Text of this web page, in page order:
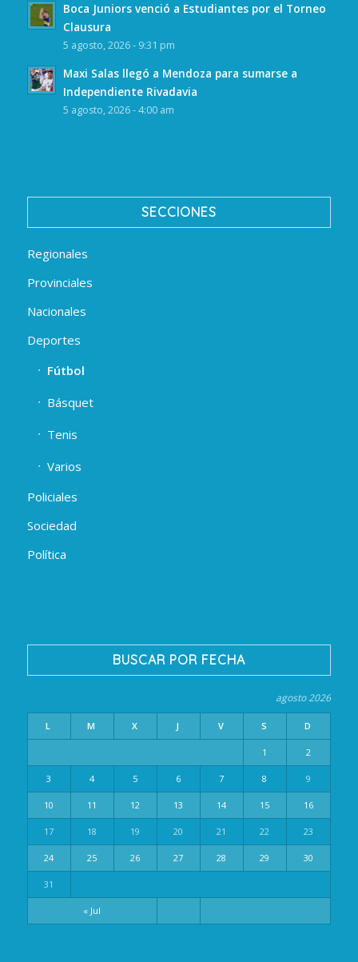
Boca Juniors venció a Estudiantes por el Torneo
Clausura
5 agosto, 2026 - 9:31 pm
Maxi Salas llegó a Mendoza para sumarse a
Independiente Rivadavia
5 agosto, 2026 - 4:00 am
SECCIONES
Regionales
Provinciales
Nacionales
Deportes
Fútbol
Básquet
Tenis
Varios
Policiales
Sociedad
Política
BUSCAR POR FECHA
agosto 2026
L M X J V S D
« Jul
1 2
3 4 5 6 7 8 9
10 11 12 13 14 15 16
17 18 19 20 21 22 23
24 25 26 27 28 29 30
31